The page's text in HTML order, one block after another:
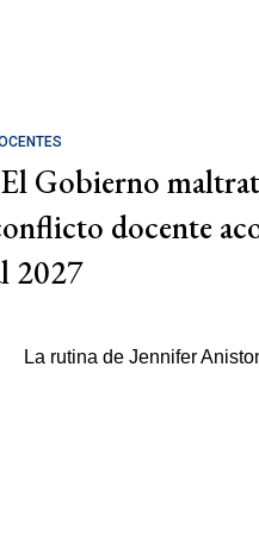
Gobierno
docente
2027